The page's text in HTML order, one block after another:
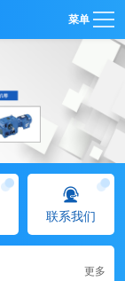
菜单
联系我们
更多